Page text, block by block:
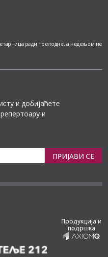
ради преподне, а недељом не
и добијаћете
и
ПРИЈАВИ СЕ
Продукција и
подршка